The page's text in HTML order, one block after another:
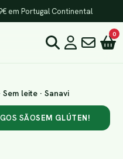
em Portugal Continental
0
leite · Sanavi
SÃOSEM GLÚTEN!